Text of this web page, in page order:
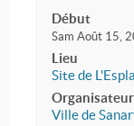
Début
Sam Août 15,
Lieu
Site de
Organisateur
Ville de